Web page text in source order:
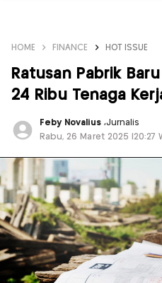
HOME FINANCE HOT ISSUE
Ratusan Pabrik
24 Ribu Tenaga
Feby Novalius ,Jurnalis
Rabu, 26 Maret 2025 |20:27